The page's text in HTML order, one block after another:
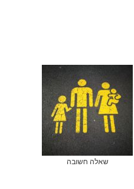
שאלה חשובה